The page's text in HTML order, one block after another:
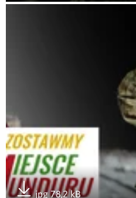
Otwórz załącznik
jpg 78,2 kB